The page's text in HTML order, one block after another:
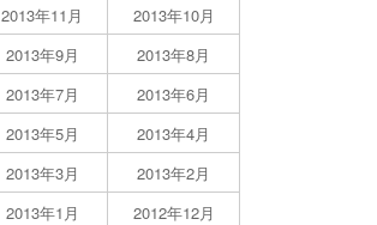
2013年11月
2013年10月
2013年9月
2013年8月
2013年7月
2013年6月
2013年5月
2013年4月
2013年3月
2013年2月
2013年1月
2012年12月